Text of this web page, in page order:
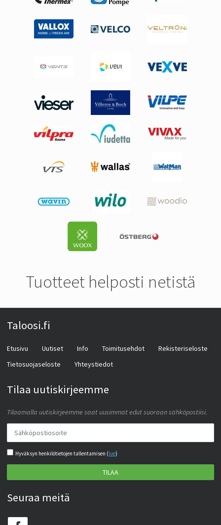
Tuotteet helposti netistä
Taloosi.fi
Etusivu Uutiset Info Toimitusehdot
Rekisteriseloste
Tietosuojaseloste
Yhteystiedot
Tilaa uutiskirjeemme
Tilaamalla uutiskirjeemme saat uusimmat edut suoraan sähköpostiisi.
Hyväksyn henkilötietojen tallentamisen (lue)
TILAA
Seuraa meitä